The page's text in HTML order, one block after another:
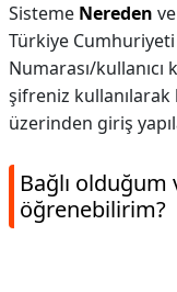
Sisteme Nereden
Türkiye
Numarası/
şifreniz
üzerinden giriş
Bağlı olduğum
öğrenebilirim?